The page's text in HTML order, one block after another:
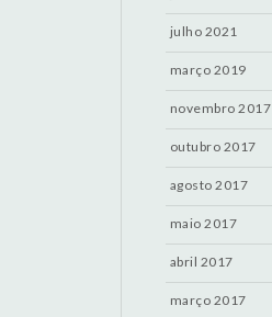
julho 2021
março 2019
novembro 2017
outubro 2017
agosto 2017
maio 2017
abril 2017
março 2017